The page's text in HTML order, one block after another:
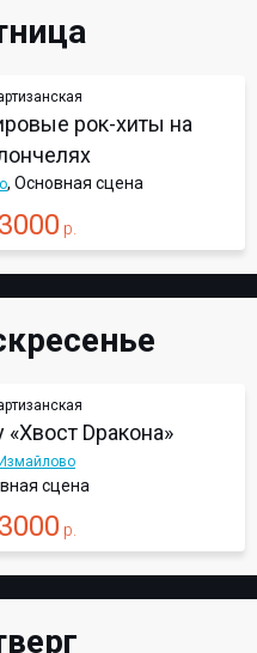
рок-хиты на
, Основная сцена
3000 р.
Dракона»
сцена
3000 р.